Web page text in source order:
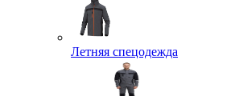
Летняя спецодежда